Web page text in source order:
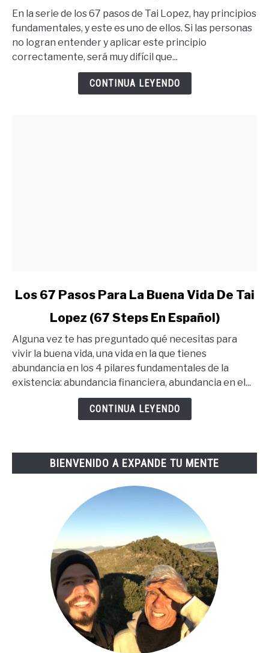
Tener
Lo
Que
Quieres
En la serie de los 67 pasos de Tai Lopez, hay principios
fundamentales, y este es uno de ellos. Si las personas
no logran entender y aplicar este principio
correctamente, será muy difícil que...
CONTINUA LEYENDO
link
67
Pasos
Para
Steps
Los 67 Pasos Para La Buena Vida De Tai
Lopez (67 Steps En Español)
Alguna vez te has preguntado qué necesitas para
vivir la buena vida, una vida en la que tienes
abundancia en los 4 pilares fundamentales de la
existencia: abundancia financiera, abundancia en el...
CONTINUA LEYENDO
BIENVENIDO A EXPANDE TU MENTE